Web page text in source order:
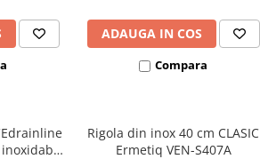
ADAUGA IN COS
Compara
Rigola din inox 40 cm CLASIC
Ermetiq VEN-S407A